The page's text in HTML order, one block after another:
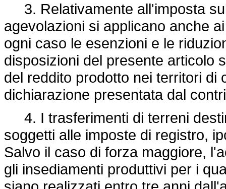
3. Relativamente all'imposta
agevolazioni si applicano anche
ogni caso le esenzioni e le
disposizioni del presente articolo
del reddito prodotto nei territori di
dichiarazione presentata dal
4. I trasferimenti di terreni
soggetti alle imposte di registro,
Salvo il caso di forza maggiore,
gli insediamenti produttivi per i